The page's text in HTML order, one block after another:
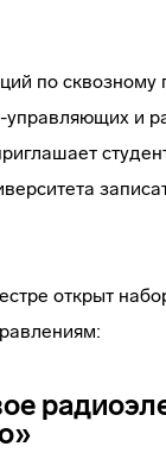
по сквозному
и
открыт